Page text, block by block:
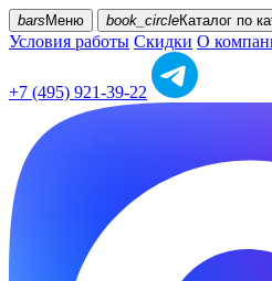
bars Меню book_circleКаталог по
Условия работы Скидки О
+7 (495) 921-39-22